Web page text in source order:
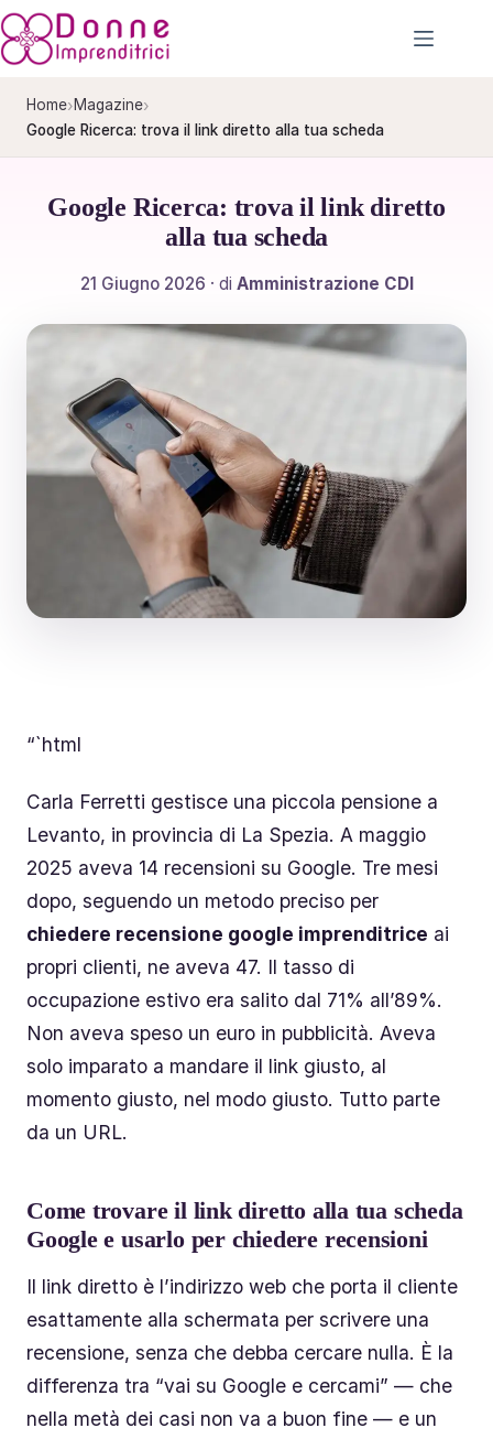
Salta
al
Home›Magazine›
Google Ricerca: trova il link diretto alla tua scheda
Google Ricerca: trova il link diretto
alla tua scheda
21 Giugno 2026 · di Amministrazione CDI
“`html
Carla Ferretti gestisce una piccola pensione a
Levanto, in provincia di La Spezia. A maggio
2025 aveva 14 recensioni su Google. Tre mesi
dopo, seguendo un metodo preciso per
chiedere recensione google imprenditrice ai
propri clienti, ne aveva 47. Il tasso di
occupazione estivo era salito dal 71% all’89%.
Non aveva speso un euro in pubblicità. Aveva
solo imparato a mandare il link giusto, al
momento giusto, nel modo giusto. Tutto parte
da un URL.
Come trovare il link diretto alla tua scheda
Google e usarlo per chiedere recensioni
Il link diretto è l’indirizzo web che porta il cliente
esattamente alla schermata per scrivere una
recensione, senza che debba cercare nulla. È la
differenza tra “vai su Google e cercami” — che
nella metà dei casi non va a buon fine — e un